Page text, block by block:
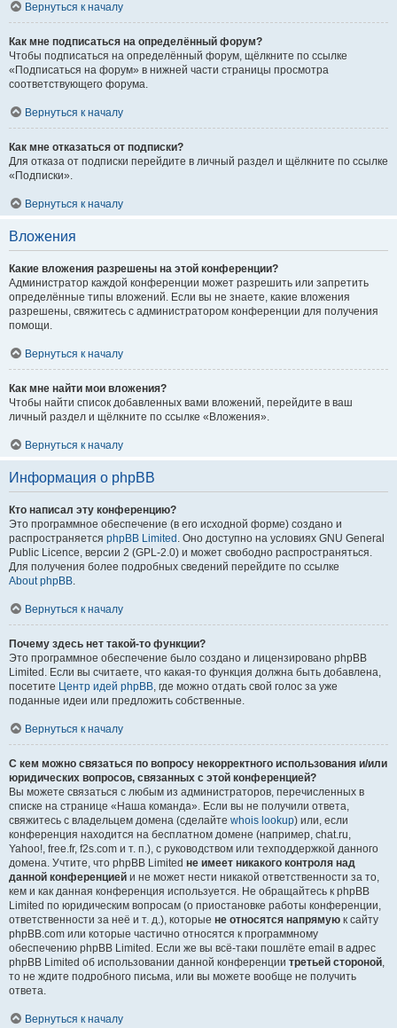
Вернуться к началу
Как мне подписаться на определённый форум?
Чтобы подписаться на определённый форум, щёлкните по ссылке
«Подписаться на форум» в нижней части страницы просмотра
соответствующего форума.
Вернуться к началу
Как мне отказаться от подписки?
Для отказа от подписки перейдите в личный раздел и щёлкните по ссылке
«Подписки».
Вернуться к началу
Вложения
Какие вложения разрешены на этой конференции?
Администратор каждой конференции может разрешить или запретить
определённые типы вложений. Если вы не знаете, какие вложения
разрешены, свяжитесь с администратором конференции для получения
помощи.
Вернуться к началу
Как мне найти мои вложения?
Чтобы найти список добавленных вами вложений, перейдите в ваш
личный раздел и щёлкните по ссылке «Вложения».
Вернуться к началу
Информация о phpBB
Кто написал эту конференцию?
Это программное обеспечение (в его исходной форме) создано и
распространяется phpBB Limited . Оно доступно на условиях GNU General
Public Licence, версии 2 (GPL-2.0) и может свободно распространяться.
Для получения более подробных сведений перейдите по ссылке
About phpBB.
Вернуться к началу
Почему здесь нет такой-то функции?
Это программное обеспечение было создано и лицензировано phpBB
Limited. Если вы считаете, что какая-то функция должна быть добавлена,
посетите Центр идей phpBB, где можно отдать свой голос за уже
поданные идеи или предложить собственные.
Вернуться к началу
С кем можно связаться по вопросу некорректного использования и/или
юридических вопросов, связанных с этой конференцией?
Вы можете связаться с любым из администраторов, перечисленных в
списке на странице «Наша команда». Если вы не получили ответа,
свяжитесь с владельцем домена (сделайте whois lookup) или, если
конференция находится на бесплатном домене (например, chat.ru,
Yahoo!, free.fr, f2s.com и т. п.), с руководством или техподдержкой данного
домена. Учтите, что phpBB Limited не имеет никакого контроля над
данной конференцией и не может нести никакой ответственности за то,
кем и как данная конференция используется. Не обращайтесь к phpBB
Limited по юридическим вопросам (о приостановке работы конференции,
ответственности за неё и т. д.), которые не относятся напрямую к сайту
phpBB.com или которые частично относятся к программному
обеспечению phpBB Limited. Если же вы всё-таки пошлёте email в адрес
phpBB Limited об использовании данной конференции третьей стороной,
то не ждите подробного письма, или вы можете вообще не получить
ответа.
Вернуться к началу